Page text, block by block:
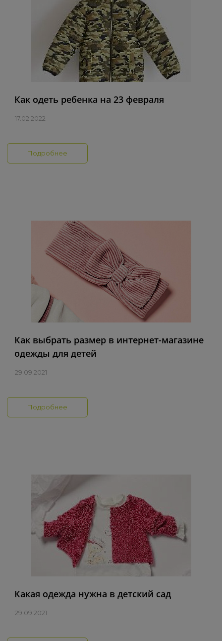
Как одеть ребенка на 23 февраля
17.02.2022
Подробнее
Как выбрать размер в интернет-магазине
одежды для детей
29.09.2021
Подробнее
Какая одежда нужна в детский сад
29.09.2021